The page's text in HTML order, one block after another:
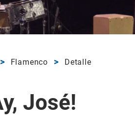
Flamenco Detalle
José!